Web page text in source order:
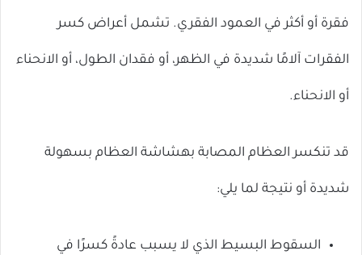
فقرة أو أكثر في العمود الفقري. تشمل أعراض كسر
الفقرات آلامًا شديدة في الظهر، أو فقدان الطول، أو الانحناء
أو الانحناء.
قد تنكسر العظام المصابة بهشاشة العظام بسهولة
شديدة أو نتيجة لما يلي:
السقوط البسيط الذي لا يسبب عادةً كسرًا في